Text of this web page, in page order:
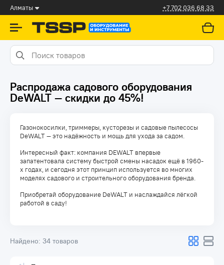
Алматы +7 702 036 68 33
Распродажа садового оборудования
DeWALT — скидки до 45%!
Газонокосилки, триммеры, кусторезы и садовые пылесосы
DeWALT — это надёжность и мощь для ухода за садом.
Интересный факт: компания DEWALT впервые
запатентовала систему быстрой смены насадок ещё в 1960-
х годах, и сегодня этот принцип используется во многих
моделях садового и строительного оборудования бренда.
Приобретай оборудование DeWALT и наслаждайся лёгкой
работой в саду!
Найдено: 34 товаров